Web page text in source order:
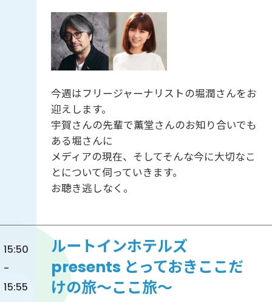
今週はフリージャーナリストの堀潤さんをお
迎えします。
宇賀さんの先輩で薫堂さんのお知り合いでも
ある堀さんに
メディアの現在、そしてそんな今に大切なこ
とについて伺っていきます。
お聴き逃しなく。
15:50
-
15:55
ルートインホテルズ
presents とっておきここだ
けの旅～ここ旅～